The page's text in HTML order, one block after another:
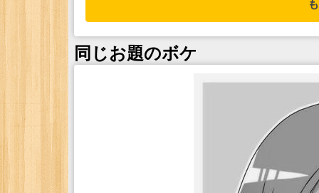
同じお題のボケ